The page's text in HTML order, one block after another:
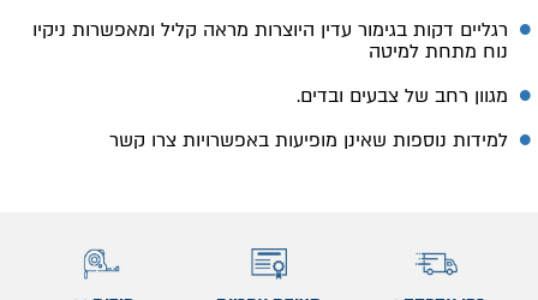
רגליים דקות בגימור עדין היוצרות מראה קליל ומאפשרות ניקיו
נוח מתחת למיטה
מגוון רחב של צבעים ובדים.
למידות נוספות שאינן מופיעות באפשרויות צרו קשר